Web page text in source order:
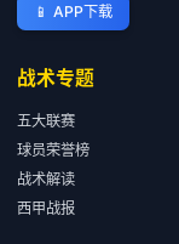
📱 APP下载
战术专题
五大联赛
球员荣誉榜
战术解读
西甲战报